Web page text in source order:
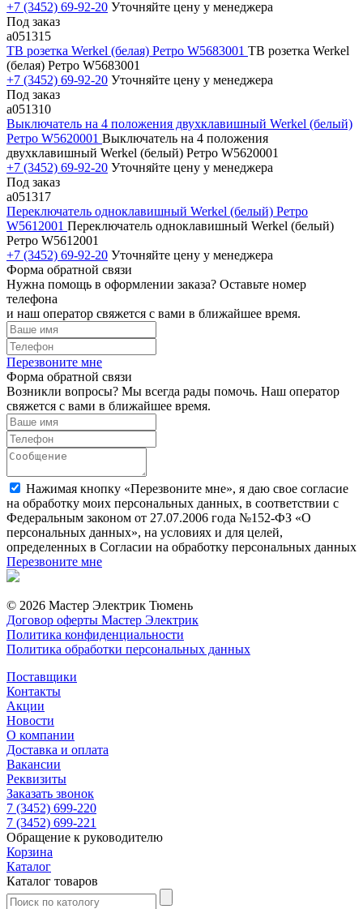
+7 (3452) 69-92-20 Уточняйте цену у менеджера
Под заказ
a051315
ТВ розетка Werkel (белая) Ретро W5683001 ТВ розетка Werkel
(белая) Ретро W5683001
+7 (3452) 69-92-20 Уточняйте цену у менеджера
Под заказ
a051310
Выключатель на 4 положения двухклавишный Werkel (белый)
Ретро W5620001 Выключатель на 4 положения
двухклавишный Werkel (белый) Ретро W5620001
+7 (3452) 69-92-20 Уточняйте цену у менеджера
Под заказ
a051317
Переключатель одноклавишный Werkel (белый) Ретро
W5612001 Переключатель одноклавишный Werkel (белый)
Ретро W5612001
+7 (3452) 69-92-20 Уточняйте цену у менеджера
Форма обратной связи
Нужна помощь в оформлении заказа? Оставьте номер
телефона
и наш оператор свяжется с вами в ближайшее время.
Перезвоните мне
Форма обратной связи
Возникли вопросы? Мы всегда рады помочь. Наш оператор
свяжется с вами в ближайшее время.
Нажимая кнопку «Перезвоните мне», я даю свое согласие
на обработку моих персональных данных, в соответствии с
Федеральным законом от 27.07.2006 года №152-ФЗ «О
персональных данных», на условиях и для целей,
определенных в Согласии на обработку персональных данных
Перезвоните мне
© 2026 Мастер Электрик Тюмень
Договор оферты Мастер Электрик
Политика конфиденциальности
Политика обработки персональных данных
Поставщики
Контакты
Акции
Новости
О компании
Доставка и оплата
Вакансии
Реквизиты
Заказать звонок
7 (3452) 699-220
7 (3452) 699-221
Обращение к руководителю
Корзина
Каталог
Каталог товаров